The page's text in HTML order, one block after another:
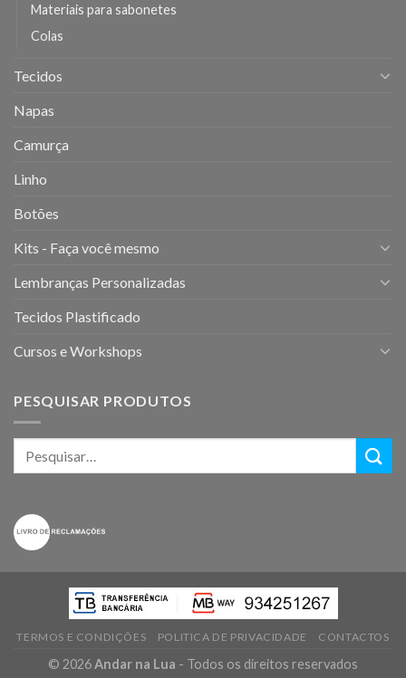
Materiais para sabonetes
Colas
Tecidos
Napas
Camurça
Linho
Botões
Kits - Faça você mesmo
Lembranças Personalizadas
Tecidos Plastificado
Cursos e Workshops
PESQUISAR PRODUTOS
TERMOS E CONDIÇÕES POLITICA DE PRIVACIDADE CONTACTOS
© 2026Andar na Lua - Todos os direitos reservados